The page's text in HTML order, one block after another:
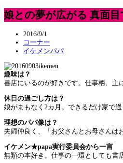
娘との夢が広がる 真面
2016/9/1
コーナー
イケメンパパ
趣味は？
書店にいるのが好きです。仕事柄、主
休日の過ごし方は？
娘がまもなく2カ月。できるだけ家で
理想のパパ像は？
夫婦仲良く、「お父さんとお母さんは
イケメン★papa実行委員会から一言
無類の本好き。仕事の一環としても書